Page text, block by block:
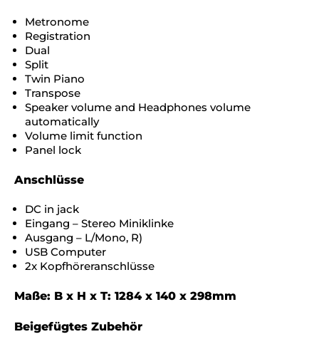
Metronome
Registration
Dual
Split
Twin Piano
Transpose
Speaker volume and Headphones volume
automatically
Volume limit function
Panel lock
Anschlüsse
DC in jack
Eingang – Stereo Miniklinke
Ausgang – L/Mono, R)
USB Computer
2x Kopfhöreranschlüsse
Maße: B x H x T: 1284 x 140 x 298mm
Beigefügtes Zubehör